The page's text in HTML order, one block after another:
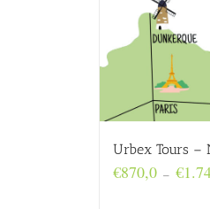
Urbex Tours –
€870,0 – €